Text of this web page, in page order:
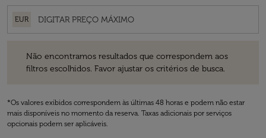
EUR
Não encontramos resultados que correspondem aos
filtros escolhidos. Favor ajustar os critérios de busca.
*Os valores exibidos correspondem às últimas 48 horas e podem não estar
mais disponíveis no momento da reserva. Taxas adicionais por serviços
opcionais podem ser aplicáveis.